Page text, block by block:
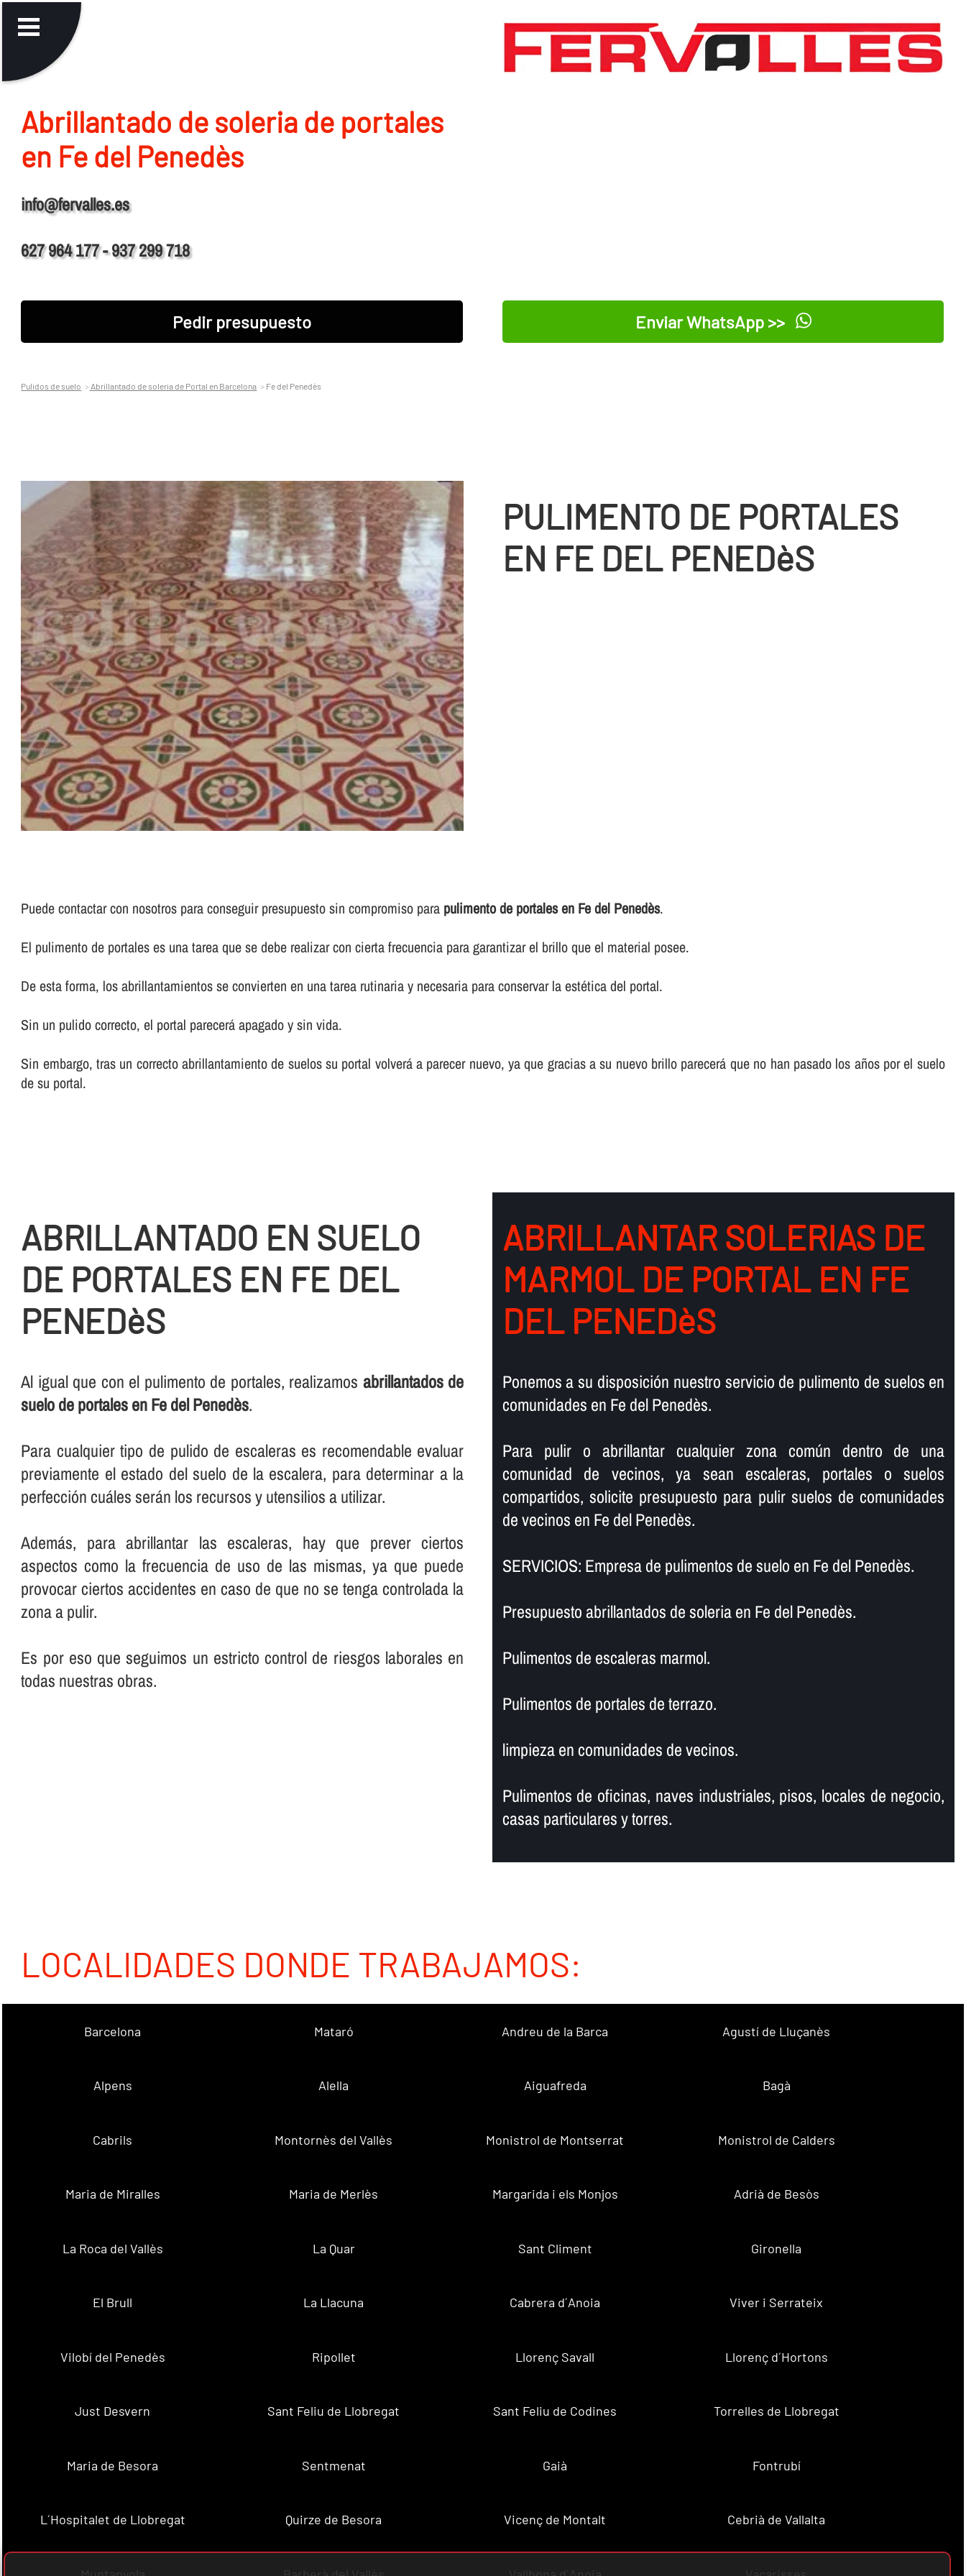
Abrillantado de soleria de portales
en Fe del Penedès
info@fervalles.es
627 964 177 - 937 299 718
Pedir presupuesto Enviar WhatsApp >>
Pulidos de suelo Abrillantado de soleria de Portal en Barcelona Fe del Penedès
PULIMENTO DE PORTALES
EN FE DEL PENEDèS
Puede contactar con nosotros para conseguir presupuesto sin compromiso para pulimento de portales en Fe del Penedès.
El pulimento de portales es una tarea que se debe realizar con cierta frecuencia para garantizar el brillo que el material posee.
De esta forma, los abrillantamientos se convierten en una tarea rutinaria y necesaria para conservar la estética del portal.
Sin un pulido correcto, el portal parecerá apagado y sin vida.
Sin embargo, tras un correcto abrillantamiento de suelos su portal volverá a parecer nuevo, ya que gracias a su nuevo brillo parecerá que no han pasado los años por el suelo
de su portal.
ABRILLANTADO EN SUELO
DE PORTALES EN FE DEL
PENEDèS
Al igual que con el pulimento de portales, realizamos abrillantados de
suelo de portales en Fe del Penedès.
Para cualquier tipo de pulido de escaleras es recomendable evaluar
previamente el estado del suelo de la escalera, para determinar a la
perfección cuáles serán los recursos y utensilios a utilizar.
Además, para abrillantar las escaleras, hay que prever ciertos
aspectos como la frecuencia de uso de las mismas, ya que puede
provocar ciertos accidentes en caso de que no se tenga controlada la
zona a pulir.
Es por eso que seguimos un estricto control de riesgos laborales en
todas nuestras obras.
ABRILLANTAR SOLERIAS DE
MARMOL DE PORTAL EN FE
DEL PENEDèS
Ponemos a su disposición nuestro servicio de pulimento de suelos en
comunidades en Fe del Penedès.
Para pulir o abrillantar cualquier zona común dentro de una
comunidad de vecinos, ya sean escaleras, portales o suelos
compartidos, solicite presupuesto para pulir suelos de comunidades
de vecinos en Fe del Penedès.
SERVICIOS: Empresa de pulimentos de suelo en Fe del Penedès.
Presupuesto abrillantados de soleria en Fe del Penedès.
Pulimentos de escaleras marmol.
Pulimentos de portales de terrazo.
limpieza en comunidades de vecinos.
Pulimentos de oficinas, naves industriales, pisos, locales de negocio,
casas particulares y torres.
LOCALIDADES DONDE TRABAJAMOS:
Barcelona Mataró Andreu de la Barca Agustí de Lluçanès
Alpens Alella Aiguafreda Bagà
Cabrils Montornès del Vallès Monistrol de Montserrat Monistrol de Calders
Maria de Miralles Maria de Merlès Margarida i els Monjos Adrià de Besòs
La Roca del Vallès La Quar Sant Climent Gironella
El Brull La Llacuna Cabrera d´Anoia Viver i Serrateix
Vilobí del Penedès Ripollet Llorenç Savall Llorenç d´Hortons
Just Desvern Sant Feliu de Llobregat Sant Feliu de Codines Torrelles de Llobregat
Maria de Besora Sentmenat Gaià Fontrubí
L´Hospitalet de Llobregat Quirze de Besora Vicenç de Montalt Cebrià de Vallalta